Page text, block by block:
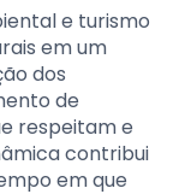
e turismo
em um
dos
de
respeitam e
contribui
em que